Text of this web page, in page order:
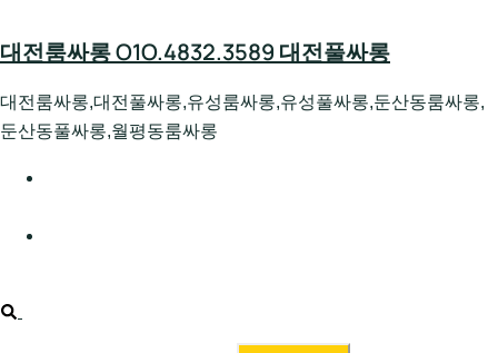
to
대전룸싸롱 O1O.4832.3589 대전풀싸롱
대전룸싸롱,대전풀싸롱,유성룸싸롱,유성풀싸롱,둔산동룸싸롱,
둔산동풀싸롱,월평동룸싸롱
Search